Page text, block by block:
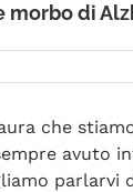
morbo di
che
avuto